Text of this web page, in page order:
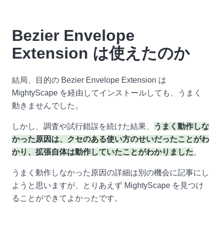
Bezier Envelope
Extension は使えたのか
結局、目的の Bezier Envelope Extension は
MightyScape を経由してインストールしても、うまく
動きませんでした。
しかし、調査や試行錯誤を続けた結果、
うまく動作しな
かった原因は、クセのある使い方のせいだったことがわ
かり、拡張自体は動作していたことがわかりました。
うまく動作しなかった原因の詳細は別の機会に記事にし
ようと思いますが、とりあえず MightyScape を見つけ
ることができてよかったです。